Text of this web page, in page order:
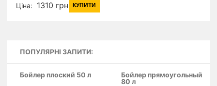
QTSETCRMA021
Chrome/Grey (Set)
Ціна: 1310 грн КУПИТИ
ПОПУЛЯРНІ ЗАПИТИ:
Бойлер плоский 50 л
Бойлер прямоугольный
80 л